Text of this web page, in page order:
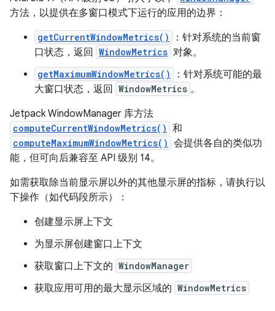
方法，以提供在多窗口模式下运行的应用的边界：
getCurrentWindowMetrics()
：针对系统的当前窗
口状态，返回
WindowMetrics 对象。
getMaximumWindowMetrics()
：针对系统可能的最
大窗口状态，返回
WindowMetrics 。
Jetpack WindowManager 库方法
computeCurrentWindowMetrics() 和
computeMaximumWindowMetrics() 会提供各自的类似功
能，但可向后兼容至 API 级别 14。
如需获取除当前显示屏以外的其他显示屏的指标，请执行以
下操作（如代码段所示）：
创建显示屏上下文
为显示屏创建窗口上下文
获取窗口上下文的 WindowManager
获取应用可用的最大显示区域的 WindowMetrics